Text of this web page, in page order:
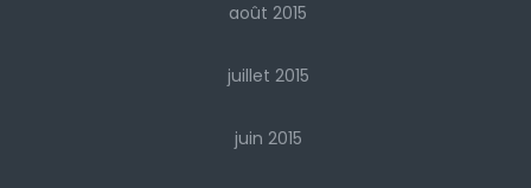
août 2015
juillet 2015
juin 2015